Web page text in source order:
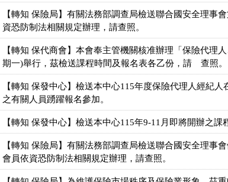
【轉知 保險局】有關法務部調查局檢送聯合國安全理事
資恐防制法相關規定辦理，請查照。
【轉知 保代商會】本會奉主管機關核准辦理「保險代理
期一)舉行，茲檢送課程時間及報名表各乙份，請 查照。
【轉知 保發中心】檢送本中心115年度保險代理人經紀
之有關人員踴躍報名參加。
【轉知 保發中心】檢送本中心115年9-11月即將開辦之
【轉知 保險局】有關法務部調查局檢送聯合國安全理事
會員依資恐防制法相關規定辦理，請查照。